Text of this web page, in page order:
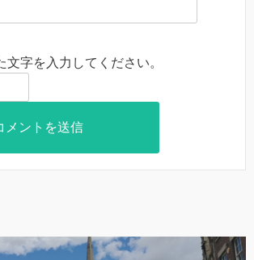
文字を入力してください。